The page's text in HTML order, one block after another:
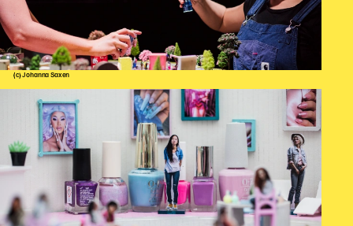
(c) Johanna Saxen